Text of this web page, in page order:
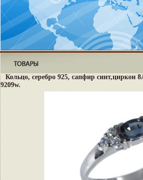
Кольцо, серебро 925, сапфир синт,циркон
9209w.